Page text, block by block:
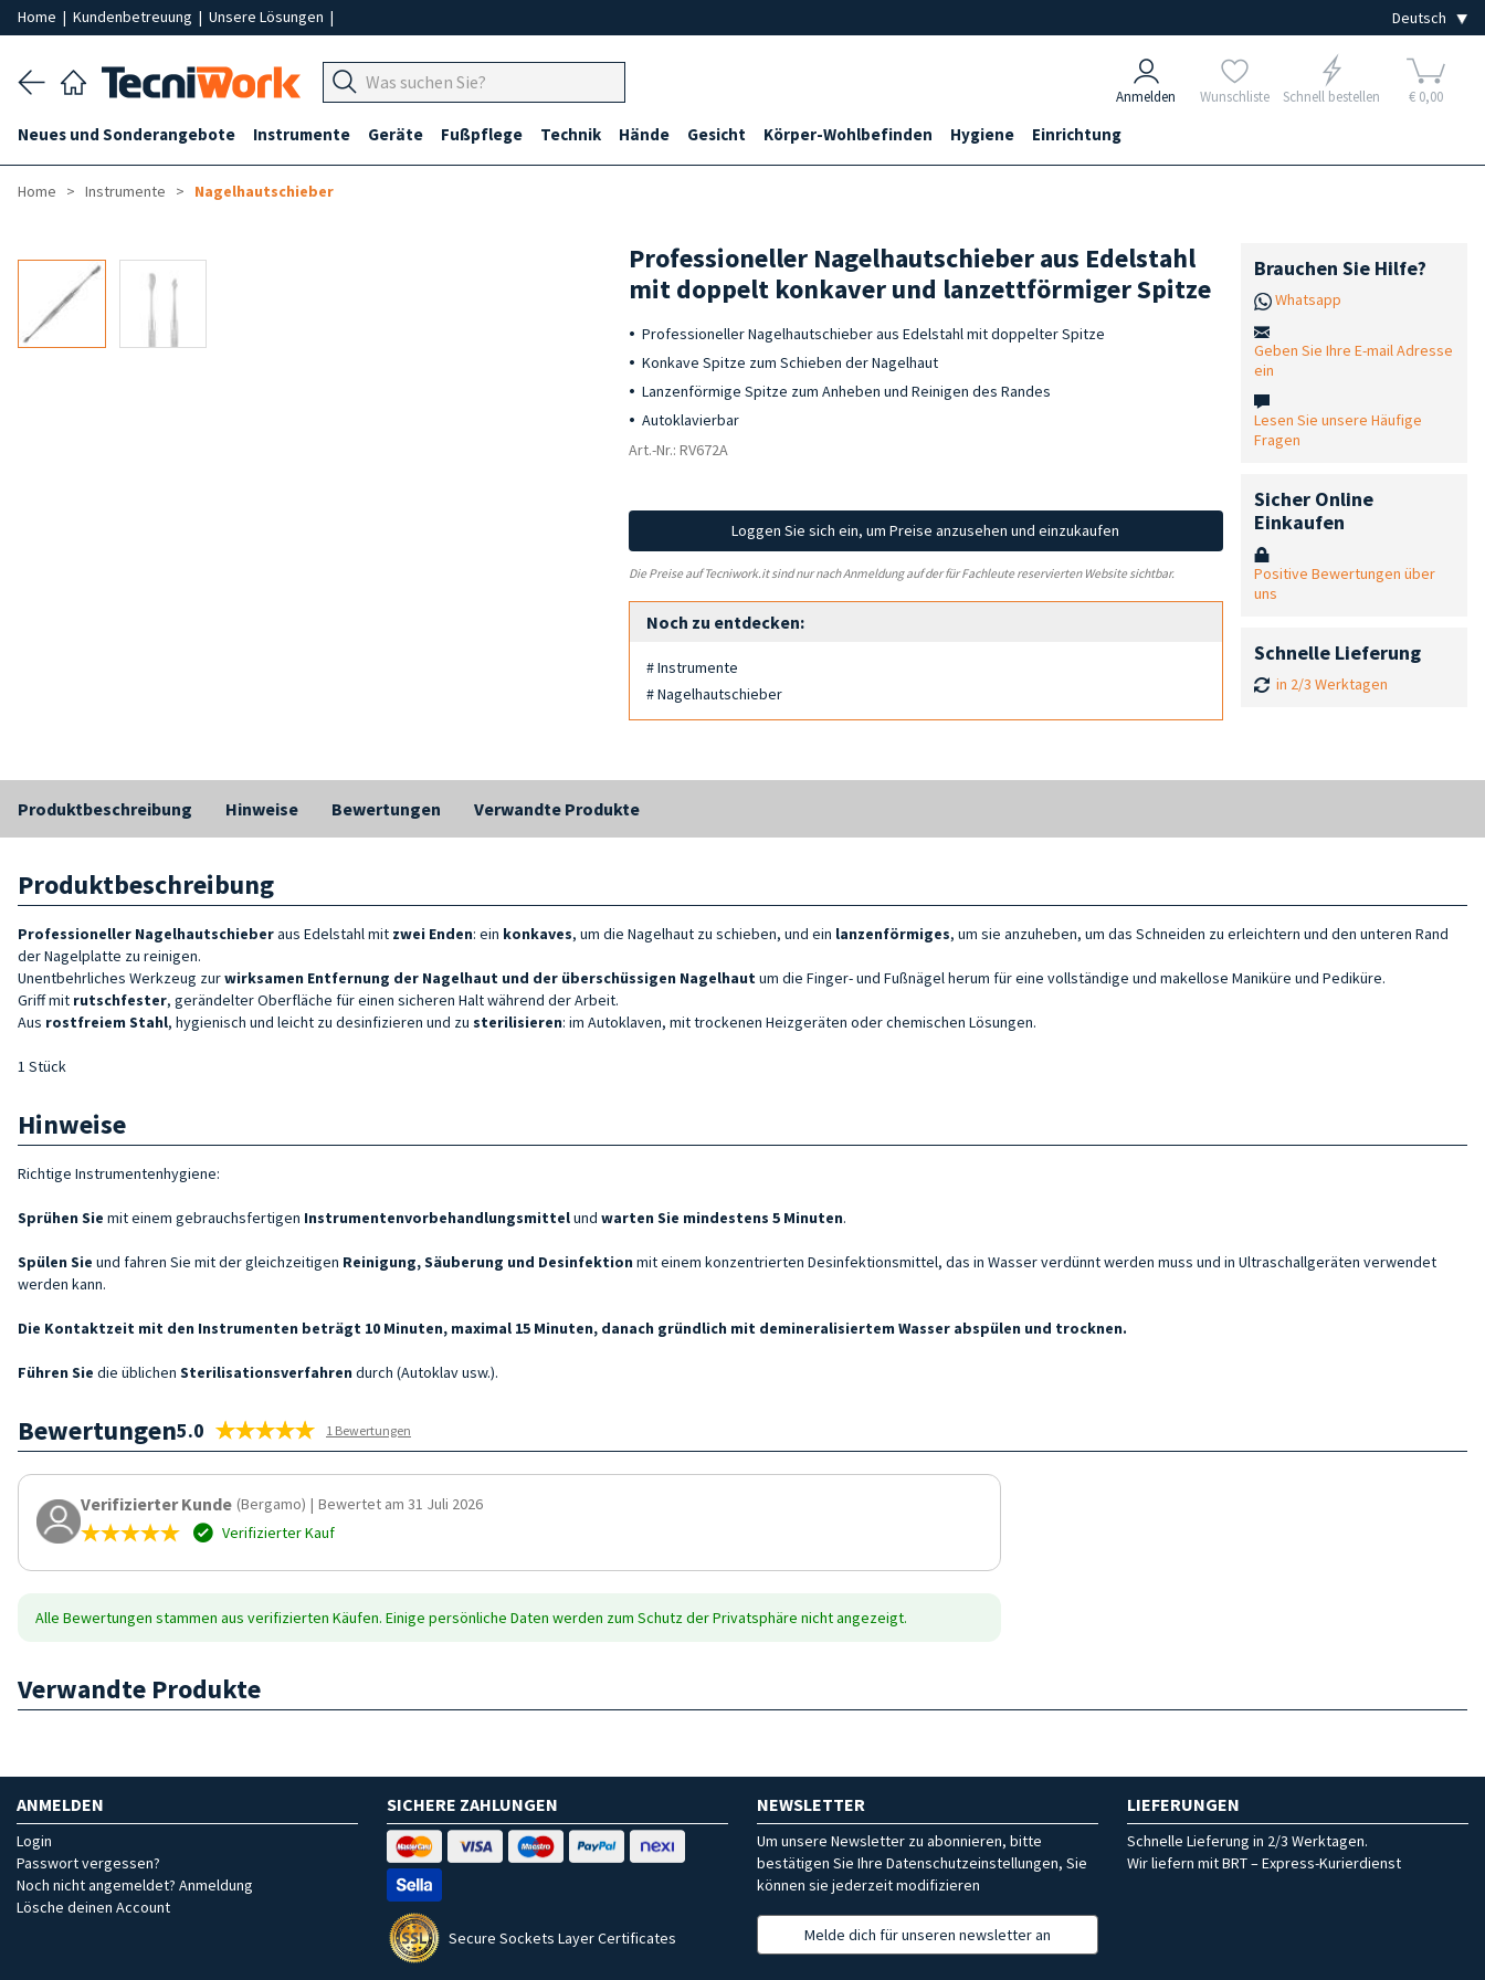
Home | Kundenbetreuung | Unsere Lösungen |
Anmelden Wunschliste Schnell bestellen € 0,00
Neues und Sonderangebote Instrumente Geräte Fußpflege Technik Hände Gesicht Körper-Wohlbefinden Hygiene Einrichtung
Home Instrumente Nagelhautschieber
Professioneller Nagelhautschieber aus Edelstahl
mit doppelt konkaver und lanzettförmiger Spitze
Professioneller Nagelhautschieber aus Edelstahl mit doppelter Spitze
Konkave Spitze zum Schieben der Nagelhaut
Lanzenförmige Spitze zum Anheben und Reinigen des Randes
Autoklavierbar
Art.-Nr.: RV672A
Loggen Sie sich ein, um Preise anzusehen und einzukaufen
Die Preise auf Tecniwork.it sind nur nach Anmeldung auf der für Fachleute reservierten Website sichtbar.
Noch zu entdecken:
# Instrumente
# Nagelhautschieber
Brauchen Sie Hilfe?
Whatsapp
Geben Sie Ihre E-mail Adresse
ein
Lesen Sie unsere Häufige
Fragen
Sicher Online
Einkaufen
Positive Bewertungen über
uns
Schnelle Lieferung
in 2/3 Werktagen
Produktbeschreibung Hinweise Bewertungen Verwandte Produkte
Produktbeschreibung
Professioneller Nagelhautschieberaus Edelstahl mit zwei Enden: ein konkaves, um die Nagelhaut zu schieben, und ein lanzenförmiges, um sie anzuheben, um das Schneiden zu erleichtern und den unteren Rand
der Nagelplatte zu reinigen.
Unentbehrliches Werkzeug zurwirksamen Entfernung der Nagelhaut und der überschüssigen Nagelhautum die Finger- und Fußnägel herum für eine vollständige und makellose Maniküre und Pediküre.
Griff mit rutschfester, gerändelter Oberfläche für einen sicheren Halt während der Arbeit.
Aus rostfreiem Stahl, hygienisch und leicht zu desinfizieren und zu sterilisieren: im Autoklaven, mit trockenen Heizgeräten oder chemischen Lösungen.
1 Stück
Hinweise
Richtige Instrumentenhygiene:
Sprühen Sie mit einem gebrauchsfertigen Instrumentenvorbehandlungsmittelund warten Sie mindestens 5 Minuten.
Spülen Sie und fahren Sie mit der gleichzeitigen Reinigung, Säuberung und Desinfektion mit einem konzentrierten Desinfektionsmittel, das in Wasser verdünnt werden muss und in Ultraschallgeräten verwendet
werden kann.
Die Kontaktzeit mit den Instrumenten beträgt 10 Minuten, maximal 15 Minuten, danach gründlich mit demineralisiertem Wasser abspülen und trocknen.
Führen Sie die üblichen Sterilisationsverfahren durch (Autoklav usw.).
Bewertungen5.0 1 Bewertungen
Verifizierter Kunde (Bergamo) | Bewertet am 31 Juli 2026
Verifizierter Kauf
Alle Bewertungen stammen aus verifizierten Käufen. Einige persönliche Daten werden zum Schutz der Privatsphäre nicht angezeigt.
Verwandte Produkte
ANMELDEN
Login
Passwort vergessen?
Noch nicht angemeldet? Anmeldung
Lösche deinen Account
SICHERE ZAHLUNGEN
Secure Sockets Layer Certificates
NEWSLETTER
Um unsere Newsletter zu abonnieren, bitte
bestätigen Sie Ihre Datenschutzeinstellungen, Sie
können sie jederzeit modifizieren
Melde dich für unseren newsletter an
LIEFERUNGEN
Schnelle Lieferung in 2/3 Werktagen.
Wir liefern mit BRT – Express-Kurierdienst